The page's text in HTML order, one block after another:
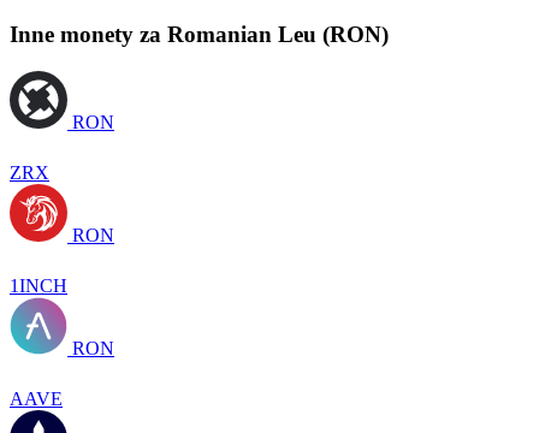
Inne monety za Romanian Leu (RON)
RON
ZRX
RON
1INCH
RON
AAVE